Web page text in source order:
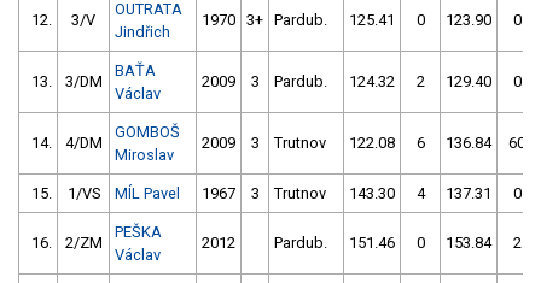
12. 3/V
OUTRATA
Jindřich
1970 3+ Pardub. 125.41 0 123.90 0
13. 3/DM
BAŤA
Václav
2009 3 Pardub. 124.32 2 129.40 0
14. 4/DM
GOMBOŠ
Miroslav
2009 3 Trutnov 122.08 6 136.84 60
15. 1/VS MÍL Pavel 1967 3 Trutnov 143.30 4 137.31 0
16. 2/ZM
PEŠKA
Václav
2012 Pardub. 151.46 0 153.84 2